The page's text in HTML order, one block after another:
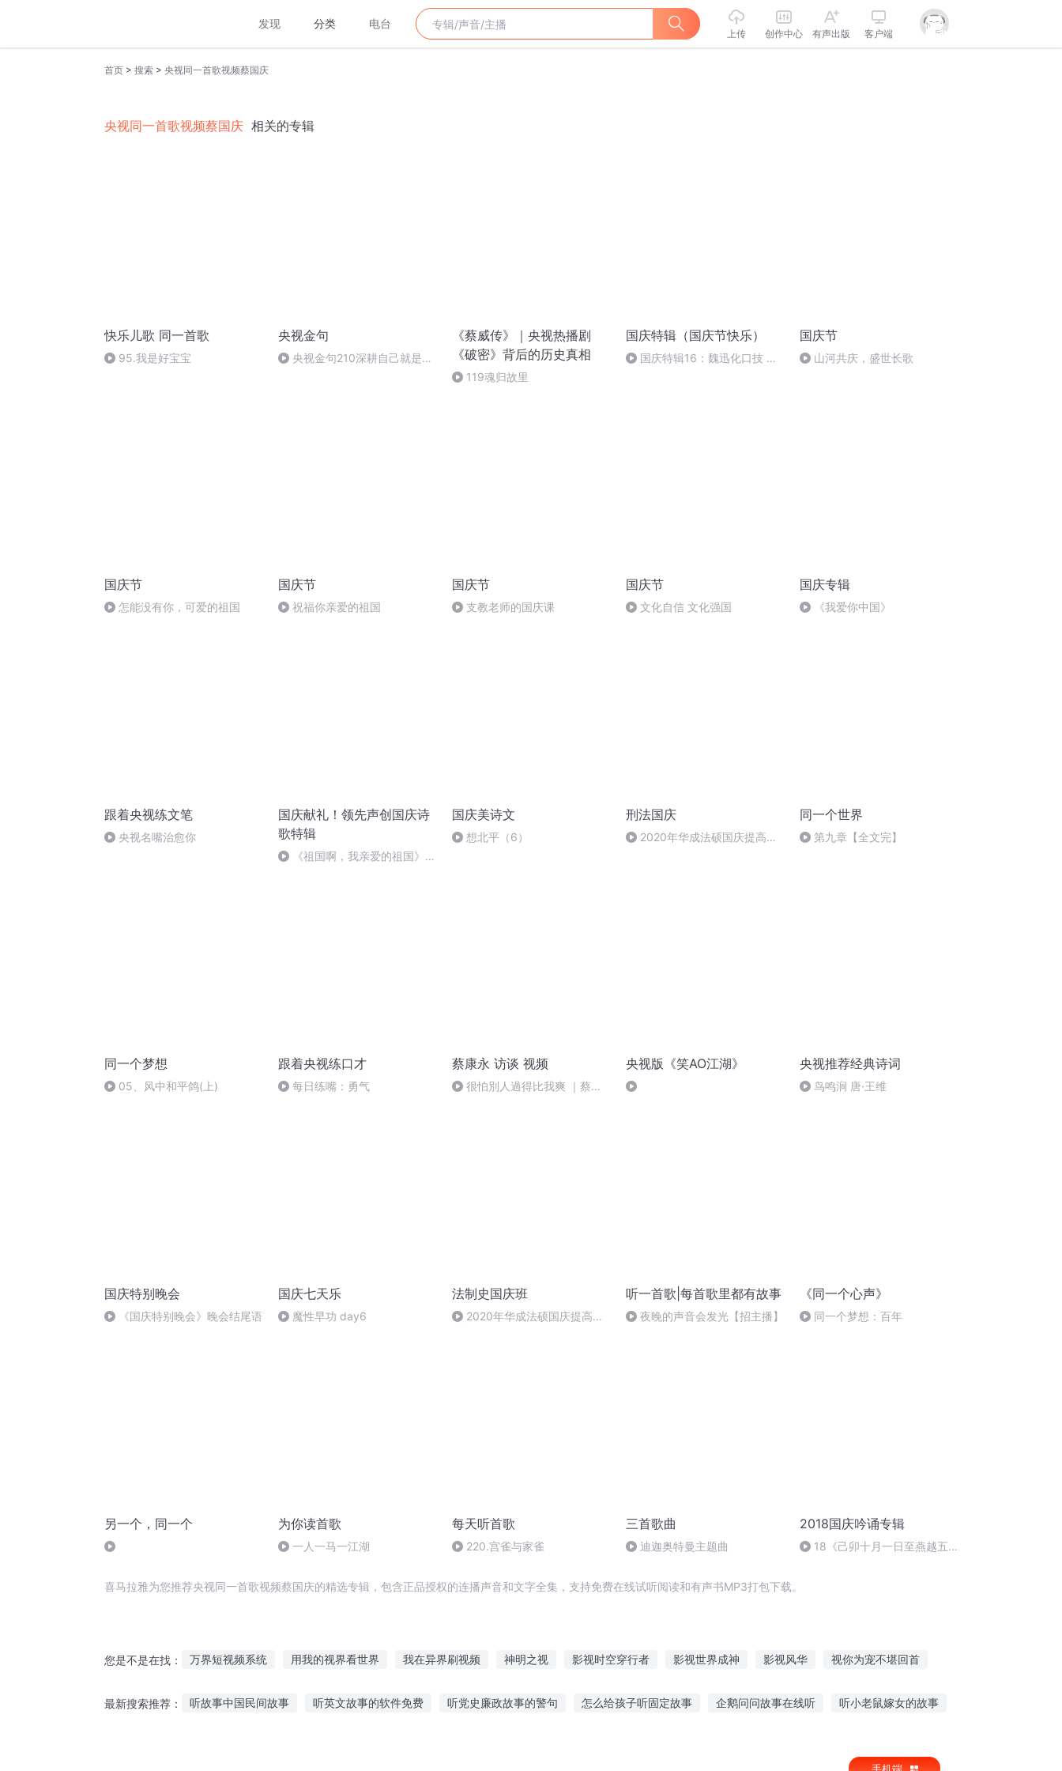
发现 分类 电台
上传 创作中心 有声出版 客户端
首页 > 搜索 > 央视同一首歌视频蔡国庆
央视同一首歌视频蔡国庆 相关的专辑
快乐儿歌 同一首歌
95.我是好宝宝
央视金句
央视金句210深耕自己就是最
《蔡威传》｜央视热播剧
《破密》背后的历史真相
119魂归故里
国庆特辑（国庆节快乐）
国庆特辑16：魏迅化口技 二
国庆节
山河共庆，盛世长歌
国庆节
怎能没有你，可爱的祖国
国庆节
祝福你亲爱的祖国
国庆节
支教老师的国庆课
国庆节
文化自信 文化强国
国庆专辑
《我爱你中国》
跟着央视练文笔
央视名嘴治愈你
国庆献礼！领先声创国庆诗
歌特辑
《祖国啊，我亲爱的祖国》温
国庆美诗文
想北平（6）
刑法国庆
2020年华成法硕国庆提高班
同一个世界
第九章【全文完】
同一个梦想
05、风中和平鸽(上)
跟着央视练口才
每日练嘴：勇气
蔡康永 访谈 视频
很怕別人過得比我爽 ｜蔡康
央视版《笑AO江湖》 央视推荐经典诗词
鸟鸣涧 唐·王维
国庆特别晚会
《国庆特别晚会》晚会结尾语
国庆七天乐
魔性早功 day6
法制史国庆班
2020年华成法硕国庆提高班
听一首歌|每首歌里都有故事
夜晚的声音会发光【招主播】
《同一个心声》
同一个梦想：百年
另一个，同一个 为你读首歌
一人一马一江湖
每天听首歌
220.宫雀与家雀
三首歌曲
迪迦奥特曼主题曲
2018国庆吟诵专辑
18《己卯十月一日至燕越五
喜马拉雅为您推荐央视同一首歌视频蔡国庆的精选专辑，包含正品授权的连播声音和文字全集，支持免费在线试听阅读和有声书MP3打包下载。
您是不是在找： 万界短视频系统 用我的视界看世界 我在异界刷视频 神明之视 影视时空穿行者 影视世界成神 影视风华 视你为宠不堪回首
最新搜索推荐： 听故事中国民间故事 听英文故事的软件免费 听党史廉政故事的警句 怎么给孩子听固定故事 企鹅问问故事在线听 听小老鼠嫁女的故事